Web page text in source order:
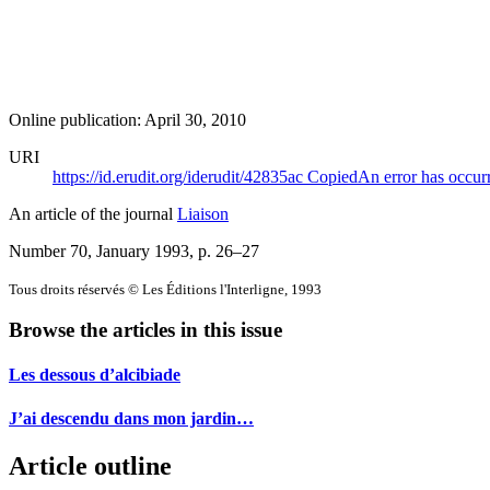
Online publication: April 30, 2010
URI
https://id.erudit.org/iderudit/42835ac CopiedAn error has
An article of the journal Liaison
Number 70, January 1993, p. 26–27
Tous droits réservés © Les Éditions l'Interligne, 1993
Browse the articles in this issue
Les dessous d’alcibiade
J’ai descendu dans mon jardin…
Article outline